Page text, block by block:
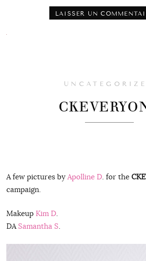
A few pictures by Apolline D. for the
campaign.
Makeup Kim D.
DA Samantha S.